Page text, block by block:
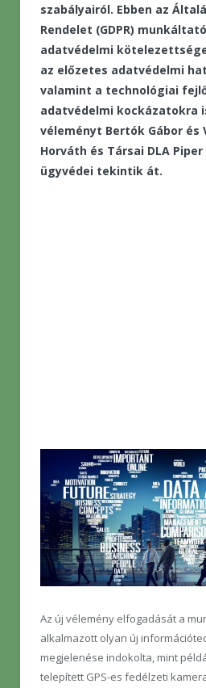
szabályairól. Ebben az
Rendelet (GDPR)
adatvédelmi
az előzetes adatvédelmi
valamint a technológiai
adatvédelmi kockázatokra
véleményt Bertók Gábor és
Horváth és Társai DLA
ügyvédei tekintik át.
Az új vélemény elfogadását a
alkalmazott olyan új
megjelenése indokolta, mint
telepített GPS-es fedélzeti